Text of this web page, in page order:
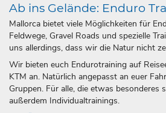
Ab ins Gelände: Enduro
Mallorca bietet viele Möglichkeiten für
Feldwege, Gravel Roads und spezielle
uns allerdings, dass wir die Natur nicht
Wir bieten euch Endurotraining auf
KTM an. Natürlich angepasst an euer
Gruppen. Für alle, die etwas besonderes
außerdem Individualtrainings.